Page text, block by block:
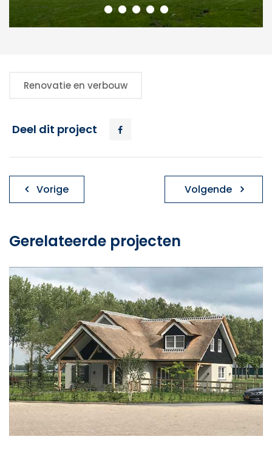
Renovatie en verbouw
Deel dit project
Bericht
navigatie
Vorige Volgende
Gerelateerde projecten